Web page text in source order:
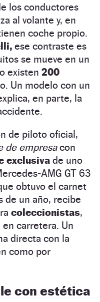
los conductores
al volante y, en
coche propio.
ese contraste es
se mueve en un
existen 200
Un modelo con un
en parte, la
de piloto oficial,
de empresacon
exclusiva de uno
AMG GT 63
obtuvo el carnet
de un año, recibe
coleccionistas,
carretera. Un
directa con la
como por
con estética